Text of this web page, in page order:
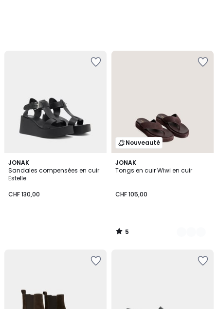
JONAK
Sandales compensées en cuir
Estelle
CHF 130,00
Nouveauté
JONAK
Tongs en cuir Wiwi en cuir
CHF 105,00
5
/
2
Couleurs
5
/